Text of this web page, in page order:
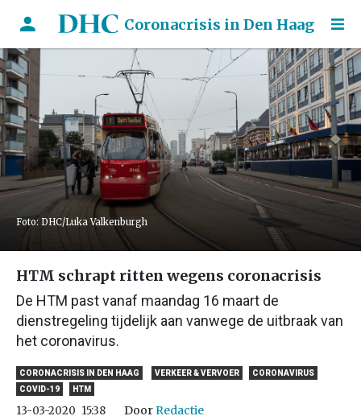
Coronacrisis in Den Haag
Foto: DHC/Luka Valkenburgh
HTM schrapt ritten wegens coronacrisis
De HTM past vanaf maandag 16 maart de
dienstregeling tijdelijk aan vanwege de uitbraak van
het coronavirus.
CORONACRISIS IN DEN HAAG VERKEER & VERVOER
CORONAVIRUS
COVID-19
HTM
13-03-2020 15:38 DoorRedactie